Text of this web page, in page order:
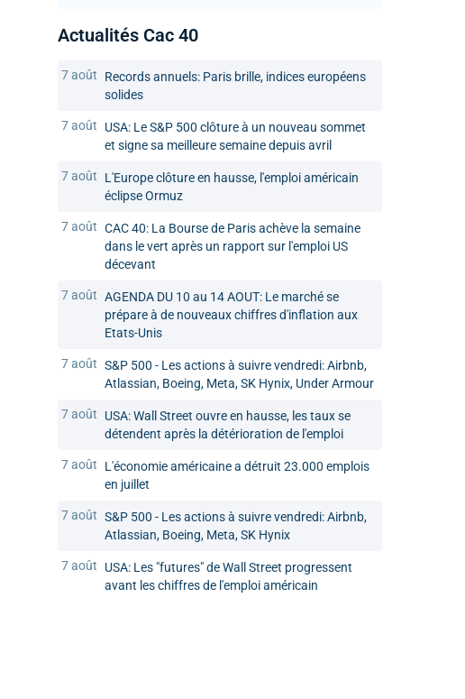
Actualités Cac 40
7 août
Records annuels: Paris brille, indices européens
solides
7 août
USA: Le S&P 500 clôture à un nouveau sommet
et signe sa meilleure semaine depuis avril
7 août
L'Europe clôture en hausse, l'emploi américain
éclipse Ormuz
7 août CAC 40: La Bourse de Paris achève la semaine
dans le vert après un rapport sur l'emploi US
décevant
7 août AGENDA DU 10 au 14 AOUT: Le marché se
prépare à de nouveaux chiffres d'inflation aux
Etats-Unis
7 août S&P 500 - Les actions à suivre vendredi: Airbnb,
Atlassian, Boeing, Meta, SK Hynix, Under Armour
7 août
USA: Wall Street ouvre en hausse, les taux se
détendent après la détérioration de l'emploi
7 août
L'économie américaine a détruit 23.000 emplois
en juillet
7 août S&P 500 - Les actions à suivre vendredi: Airbnb,
Atlassian, Boeing, Meta, SK Hynix
7 août
USA: Les "futures" de Wall Street progressent
avant les chiffres de l'emploi américain